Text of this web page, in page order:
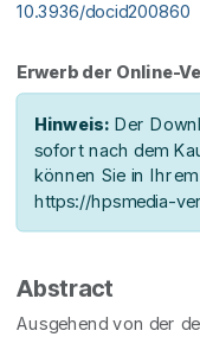
10.3936/docid200860
Erwerb der Online-
Hinweis: Der
sofort nach dem
können Sie in
https://hpsmedia-
Abstract
Ausgehend von der